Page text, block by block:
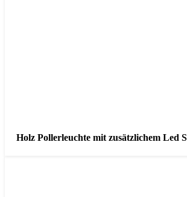
Holz Pollerleuchte mit zusätzlichem Led